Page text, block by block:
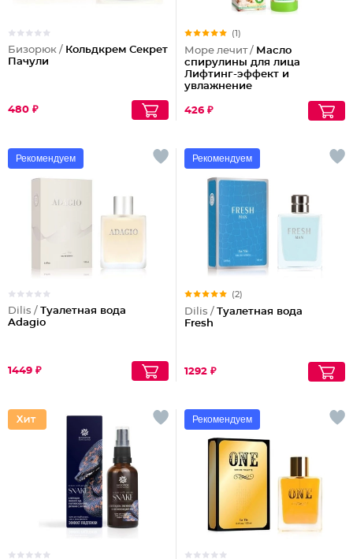
Бизорюк / Кольдкрем Секрет
Пачули
480 ₽
(1)
Море лечит / Масло
спирулины для лица
Лифтинг-эффект и
увлажнение
426 ₽
Рекомендуем
Dilis / Туалетная вода
Adagio
1449 ₽
Рекомендуем
(2)
Dilis / Туалетная вода
Fresh
1292 ₽
Рекомендуем